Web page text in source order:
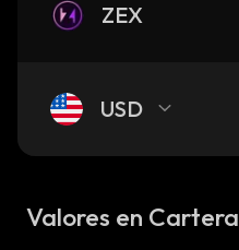
ZEX
USD
Valores en Cartera